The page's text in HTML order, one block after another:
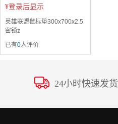
¥登录后显示
英雄联盟鼠标垫300x700x2.5
密锁z
已有0人评价
24小时快速发货